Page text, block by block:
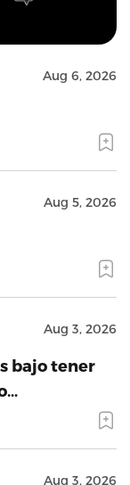
Aug 6, 2026
Aug 5, 2026
Aug 3, 2026
bajo tener
Aug 3, 2026